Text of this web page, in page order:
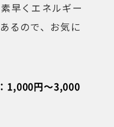
早くエネルギー
るので、お気に
1,000円〜3,000